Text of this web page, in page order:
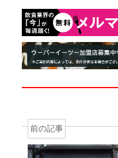
前の記事